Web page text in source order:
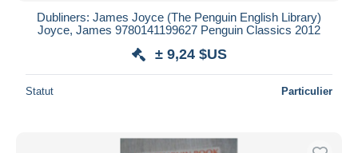
Dubliners: James Joyce (The Penguin English Library)
Joyce, James 9780141199627 Penguin Classics 2012
± 9,24 $US
Statut Particulier